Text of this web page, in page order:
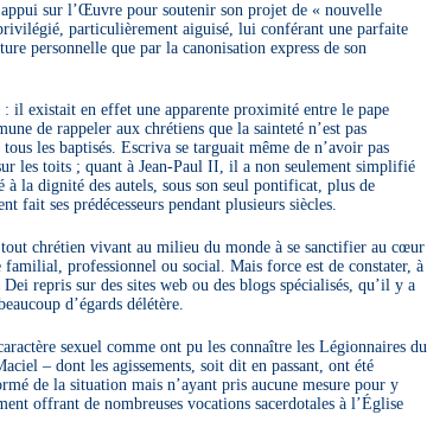
sur l’Œuvre pour soutenir son projet de « nouvelle
particulièrement aiguisé, lui conférant une parfaite
personnelle que par la canonisation express de son
il existait en effet une apparente proximité entre le pape
de rappeler aux chrétiens que la sainteté n’est pas
les baptisés. Escriva se targuait même de n’avoir pas
les toits ; quant à Jean-Paul II, il a non seulement simplifié
à la dignité des autels, sous son seul pontificat, plus de
fait ses prédécesseurs pendant plusieurs siècles.
chrétien vivant au milieu du monde à se sanctifier au cœur
familial, professionnel ou social. Mais force est de constater, à
repris sur des sites web ou des blogs spécialisés, qu’il y a
d’égards délétère.
sexuel comme ont pu les connaître les Légionnaires du
– dont les agissements, soit dit en passant, ont été
de la situation mais n’ayant pris aucune mesure pour y
offrant de nombreuses vocations sacerdotales à l’Église